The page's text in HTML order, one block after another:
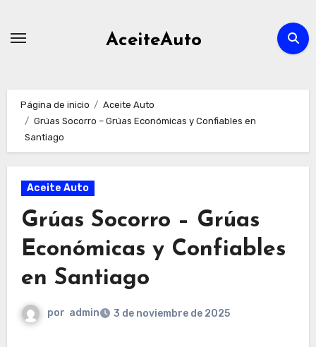
AceiteAuto
Página de inicio
Aceite Auto
Grúas Socorro – Grúas Económicas y Confiables en
Santiago
Aceite Auto
Grúas Socorro – Grúas
Económicas y Confiables
en Santiago
por admin 3 de noviembre de 2025